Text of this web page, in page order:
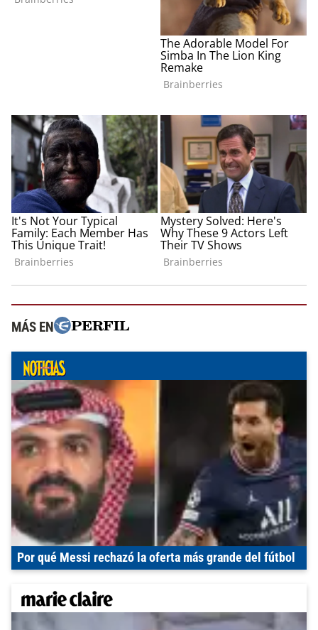
MÁS EN
Por qué Messi rechazó la oferta más grande del fútbol